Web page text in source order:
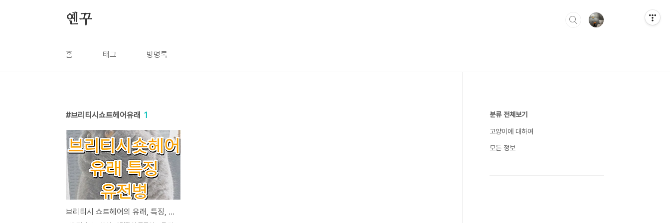
옌꾸
홈 태그 방명록
브리티시쇼트헤어유래 1
브리티시 쇼트헤어의 유래, 특징, 유전병
분류 전체보기
고양이에 대하여
모든 정보